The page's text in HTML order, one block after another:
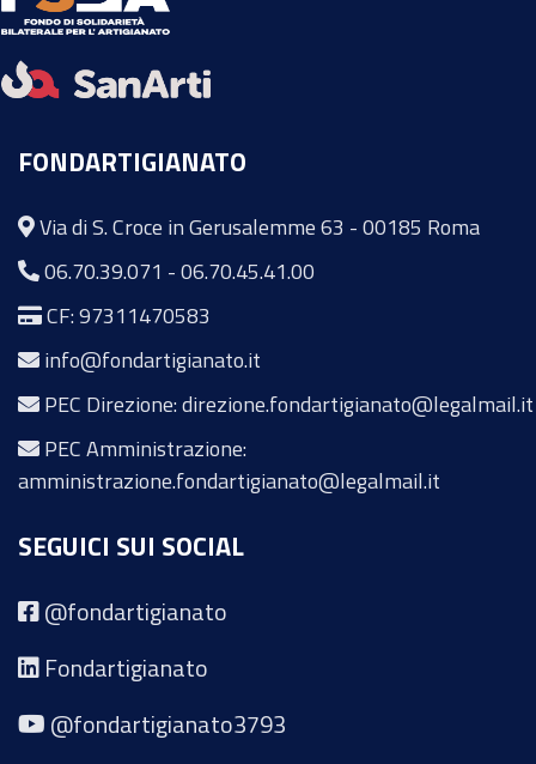
FONDARTIGIANATO
Via di S. Croce in Gerusalemme 63 - 00185 Roma
06.70.39.071 -06.70.45.41.00
CF: 97311470583
info@fondartigianato.it
PEC Direzione: direzione.fondartigianato@legalmail.it
PEC Amministrazione:
amministrazione.fondartigianato@legalmail.it
SEGUICI SUI SOCIAL
@fondartigianato
Fondartigianato
@fondartigianato3793